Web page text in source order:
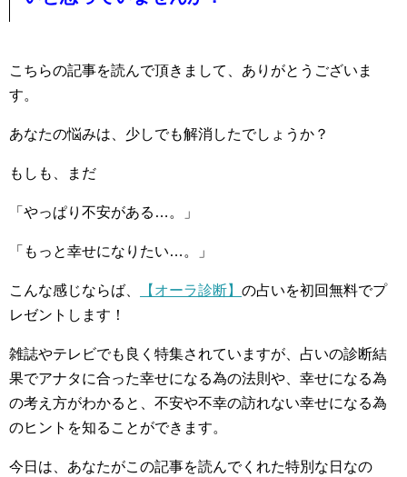
こちらの記事を読んで頂きまして、ありがとうございま
す。
あなたの悩みは、少しでも解消したでしょうか？
もしも、まだ
「やっぱり不安がある…。」
「もっと幸せになりたい…。」
こんな感じならば、 【オーラ診断】 の占いを初回無料でプ
レゼントします！
雑誌やテレビでも良く特集されていますが、占いの診断結
果でアナタに合った幸せになる為の法則や、幸せになる為
の考え方がわかると、不安や不幸の訪れない幸せになる為
のヒントを知ることができます。
今日は、あなたがこの記事を読んでくれた特別な日なの